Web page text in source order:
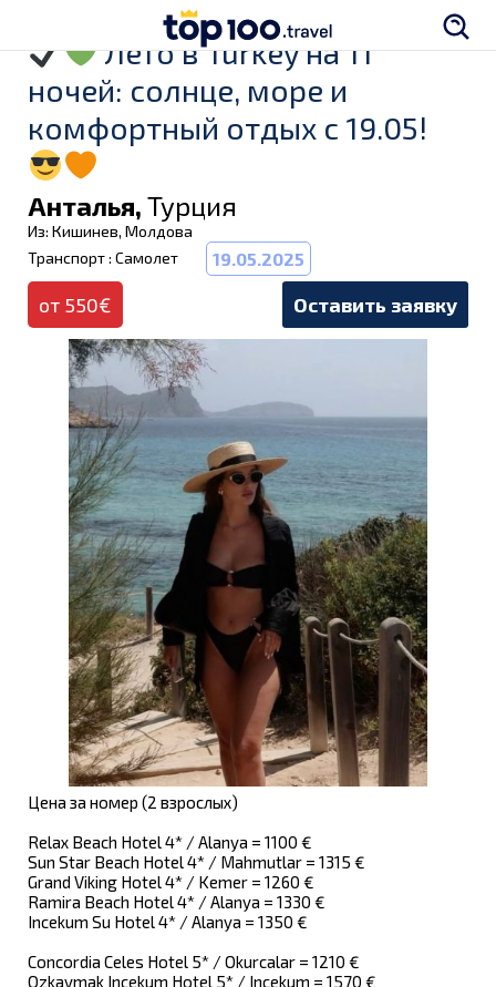
Лето в Turkey на 11
ночей: солнце, море и
комфортный отдых с 19.05!
Анталья, Турция
Из: Кишинев, Молдова
Транспорт : Самолет
19.05.2025
от 550€ Оставить заявку
Цена за номер (2 взрослых)
Relax Beach Hotel 4* / Alanya = 1100 €
Sun Star Beach Hotel 4* / Mahmutlar = 1315 €
Grand Viking Hotel 4* / Kemer = 1260 €
Ramira Beach Hotel 4* / Alanya = 1330 €
Incekum Su Hotel 4* / Alanya = 1350 €
Concordia Celes Hotel 5* / Okurcalar = 1210 €
Ozkaymak Incekum Hotel 5* / Incekum = 1570 €